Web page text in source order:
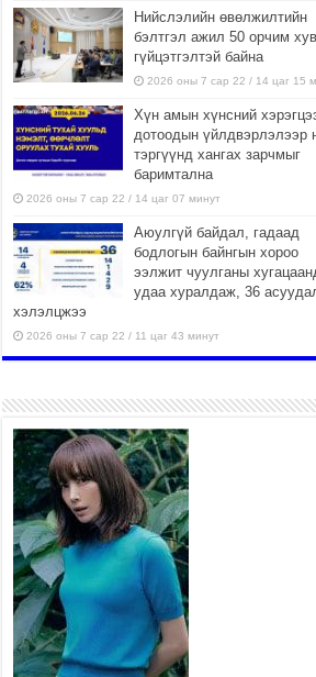
Нийслэлийн өвөлжилтийн
бэлтгэл ажил 50 орчим
гүйцэтгэлтэй байна
2026 оны 7 сар 22 / 14 цаг 15
Хүн амын хүнсний
дотоодын үйлдвэрлэлээр
тэргүүнд хангах зарчмыг
баримтална
2026 оны 7 сар 22 / 14 цаг 07 минут
Аюулгүй байдал, гадаад
бодлогын байнгын хороо
ээлжит чуулганы
удаа хуралдаж, 36
хэлэлцжээ
2026 оны 7 сар 22 / 11 цаг 43 минут
боломжтой-Хүүхэд
төв” байгуулах төсөлд төр,
хувийн хэвшлийн түншлэлийн хүрээнд
ажиллахыг урьж байна
2026 оны 7 сар 22 / 9 цаг 28 минут
Б.Пүрэвдагва: “Урт цагаан”-ыг залуучууд
цагаа өнгөрүүлдэг, жуулчид зорьж ирдэг цэг
болгоно
2026 оны 7 сар 21 / 16 цаг 47 минут
Тусгай замын автобус /BRT/ төслийн удирдах
хорооны ээлжит хуралдаан боллоо
2026 оны 7 сар 21 / 16 цаг 43 минут